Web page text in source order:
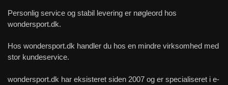
Personlig service og stabil levering er nøgleord hos
wondersport.dk.
Hos wondersport.dk handler du hos en mindre virksomhed med
stor kundeservice.
wondersport.dk har eksisteret siden 2007 og er specialiseret i e-